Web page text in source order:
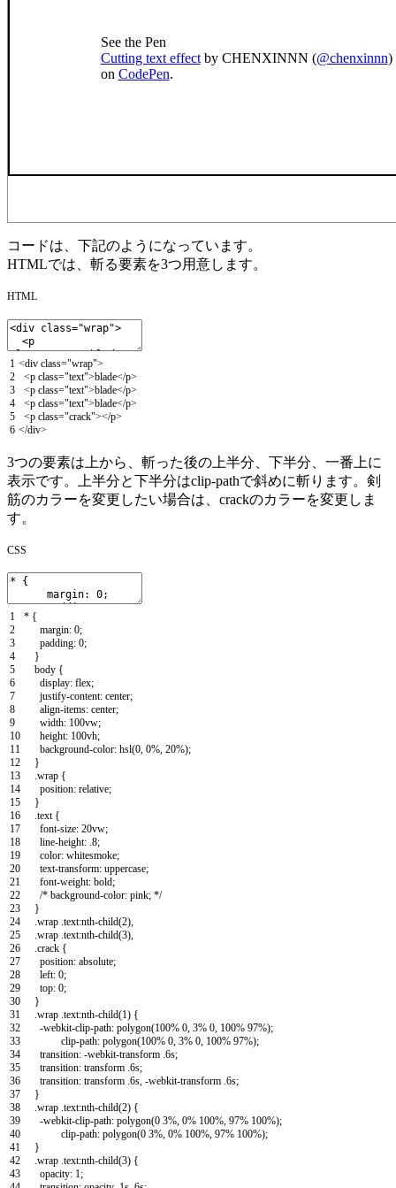
See the Pen
Cutting text effectby CHENXINNN (@chenxinnn)
on CodePen.
コードは、下記のようになっています。
HTMLでは、斬る要素を3つ用意します。
HTML
1
2
3
4
5
6
<div class="wrap">
<p class="text">blade</p>
<p class="text">blade</p>
<p class="text">blade</p>
<p class="crack"></p>
</div>
3つの要素は上から、斬った後の上半分、下半分、一番上に
表示です。上半分と下半分はclip-pathで斜めに斬ります。剣
筋のカラーを変更したい場合は、crackのカラーを変更しま
す。
CSS
1
2
3
4
5
6
7
8
9
10
11
12
13
14
15
16
17
18
19
20
21
22
23
24
25
26
27
28
29
30
31
32
33
34
35
36
37
38
39
40
41
42
43
* {
margin: 0;
padding: 0;
}
body {
display: flex;
justify-content: center;
align-items: center;
width: 100vw;
height: 100vh;
background-color: hsl(0, 0%, 20%);
}
.wrap {
position: relative;
}
.text {
font-size: 20vw;
line-height: .8;
color: whitesmoke;
text-transform: uppercase;
font-weight: bold;
/* background-color: pink; */
}
.wrap .text:nth-child(2),
.wrap .text:nth-child(3),
.crack {
position: absolute;
left: 0;
top: 0;
}
.wrap .text:nth-child(1) {
-webkit-clip-path: polygon(100% 0, 3% 0, 100% 97%);
clip-path: polygon(100% 0, 3% 0, 100% 97%);
transition: -webkit-transform .6s;
transition: transform .6s;
transition: transform .6s, -webkit-transform .6s;
}
.wrap .text:nth-child(2) {
-webkit-clip-path: polygon(0 3%, 0% 100%, 97% 100%);
clip-path: polygon(0 3%, 0% 100%, 97% 100%);
}
.wrap .text:nth-child(3) {
opacity: 1;